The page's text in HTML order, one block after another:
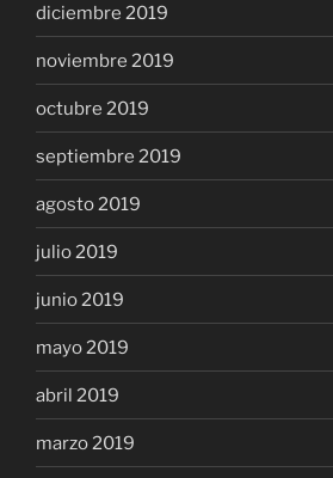
diciembre 2019
noviembre 2019
octubre 2019
septiembre 2019
agosto 2019
julio 2019
junio 2019
mayo 2019
abril 2019
marzo 2019